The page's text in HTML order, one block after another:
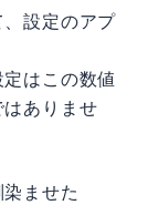
設定のアプ
はこの数値
ありませ
ませた